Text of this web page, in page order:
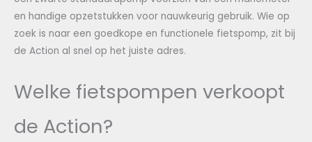
en handige opzetstukken voor nauwkeurig gebruik. Wie op
zoek is naar een goedkope en functionele fietspomp, zit bij
de Action al snel op het juiste adres.
Welke fietspompen verkoopt
de Action?